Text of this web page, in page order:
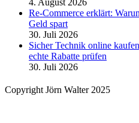
Re-Commerce erklärt:
Geld spart
30. Juli 2026
Sicher Technik online
echte Rabatte prüfen
30. Juli 2026
Copyright Jörn Walter 2025